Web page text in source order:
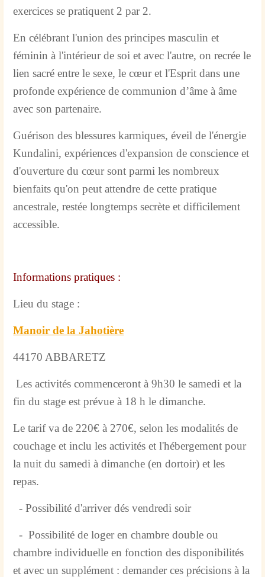
exercices se pratiquent 2 par 2.
En célébrant l'union des principes masculin et
féminin à l'intérieur de soi et avec l'autre, on recrée le
lien sacré entre le sexe, le cœur et l'Esprit dans une
profonde expérience de communion d’âme à âme
avec son partenaire.
Guérison des blessures karmiques, éveil de l'énergie
Kundalini, expériences d'expansion de conscience et
d'ouverture du cœur sont parmi les nombreux
bienfaits qu'on peut attendre de cette pratique
ancestrale, restée longtemps secrète et difficilement
accessible.
Informations pratiques :
Lieu du stage :
Manoir de la Jahotière
44170 ABBARETZ
Les activités commenceront à 9h30 le samedi et la
fin du stage est prévue à 18 h le dimanche.
Le tarif va de 220€ à 270€, selon les modalités de
couchage et inclu les activités et l'hébergement pour
la nuit du samedi à dimanche (en dortoir) et les
repas.
- Possibilité d'arriver dés vendredi soir
- Possibilité de loger en chambre double ou
chambre individuelle en fonction des disponibilités
et avec un supplément : demander ces précisions à la